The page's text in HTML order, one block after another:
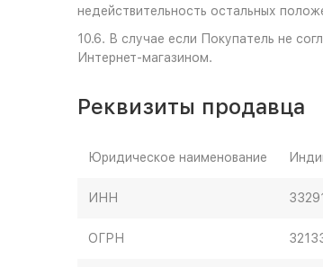
недействительность остальных
10.6. В случае если Покупатель не
Интернет-магазином.
Реквизиты продавца
Юридическое наименование
ИНН
ОГРН